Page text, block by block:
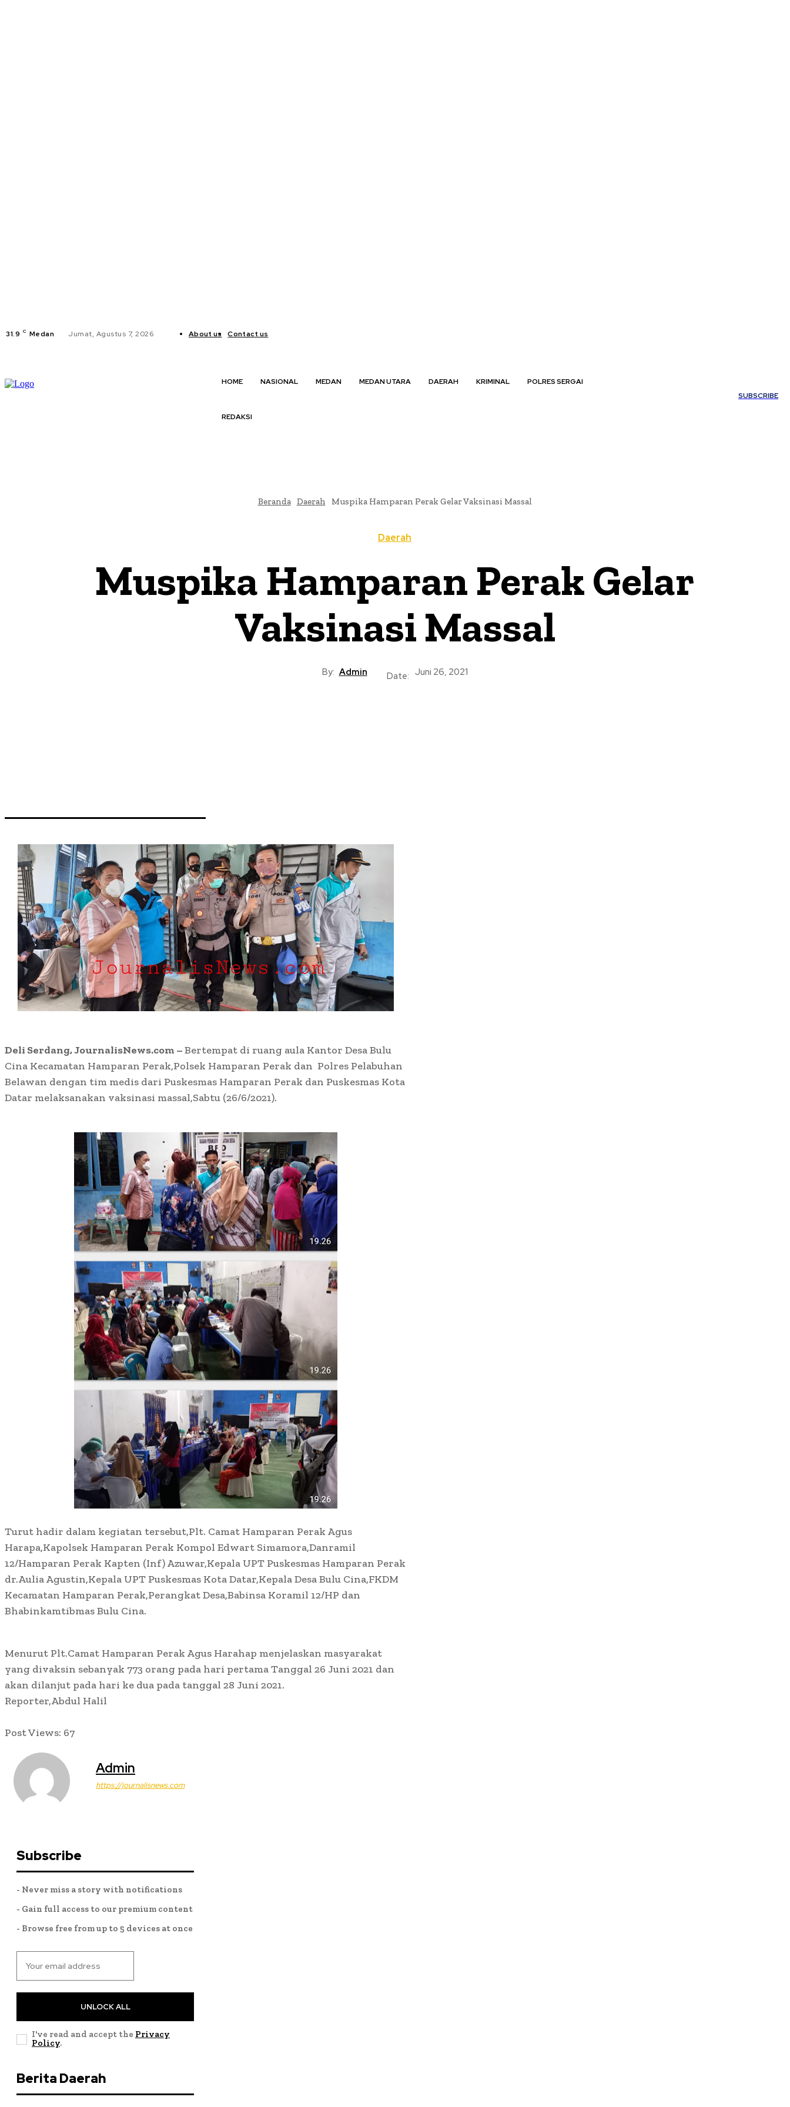
31.9 C Medan Jumat, Agustus 7, 2026 About us Contact us
HOME NASIONAL MEDAN MEDAN UTARA DAERAH KRIMINAL POLRES SERGAI
REDAKSI
SUBSCRIBE
Beranda Daerah Muspika Hamparan Perak Gelar Vaksinasi Massal
Daerah
Muspika Hamparan Perak Gelar
Vaksinasi Massal
By: Admin Date: Juni 26, 2021
Deli Serdang, JournalisNews.com –Bertempat di ruang aula Kantor Desa Bulu
Cina Kecamatan Hamparan Perak,Polsek Hamparan Perak dan Polres Pelabuhan
Belawan dengan tim medis dari Puskesmas Hamparan Perak dan Puskesmas Kota
Datar melaksanakan vaksinasi massal,Sabtu (26/6/2021).
Turut hadir dalam kegiatan tersebut,Plt. Camat Hamparan Perak Agus
Harapa,Kapolsek Hamparan Perak Kompol Edwart Simamora,Danramil
12/Hamparan Perak Kapten (Inf) Azuwar,Kepala UPT Puskesmas Hamparan Perak
dr.Aulia Agustin,Kepala UPT Puskesmas Kota Datar,Kepala Desa Bulu Cina,FKDM
Kecamatan Hamparan Perak,Perangkat Desa,Babinsa Koramil 12/HP dan
Bhabinkamtibmas Bulu Cina.
Menurut Plt.Camat Hamparan Perak Agus Harahap menjelaskan masyarakat
yang divaksin sebanyak 773 orang pada hari pertama Tanggal 26 Juni 2021 dan
akan dilanjut pada hari ke dua pada tanggal 28 Juni 2021.
Reporter,Abdul Halil
Post Views: 67
Admin
https://journalisnews.com
Subscribe
- Never miss a story with notifications
- Gain full access to our premium content
- Browse free from up to 5 devices at once
UNLOCK ALL
I've read and accept the Privacy
Policy.
Berita Daerah